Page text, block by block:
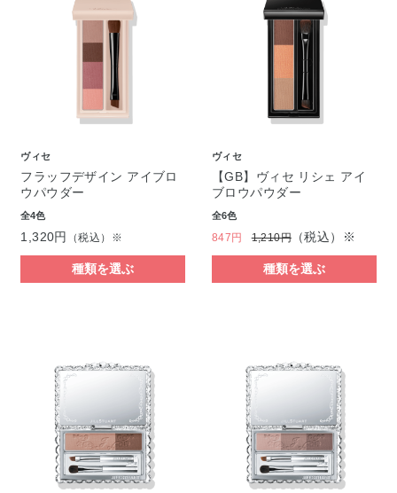
ヴィセ
フラッフデザイン アイブロ
ウパウダー
全4色
1,320円 （税込）※
種類を選ぶ
ヴィセ
【GB】ヴィセ リシェ アイ
ブロウパウダー
全6色
847円 1,210円（税込）※
種類を選ぶ